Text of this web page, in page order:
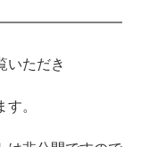
いただき
。